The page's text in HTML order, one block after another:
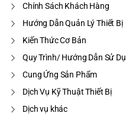
Chính Sách Khách Hàng
Hướng Dẫn Quản Lý Thiết Bị
Kiến Thức Cơ Bản
Quy Trình/ Hướng Dẫn Sử
Cung Ứng Sản Phẩm
Dịch Vụ Kỹ Thuật Thiết Bị
Dịch vụ khác